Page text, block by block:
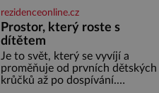
semínek dýně rozinek 3 šálky
ovesných vloček 1 lžíce mlet
rezidenceonline.cz
Prostor, který roste s
dítětem
Je to svět, který se vyvíjí a
proměňuje od prvních dětských
krůčků až po dospívání.